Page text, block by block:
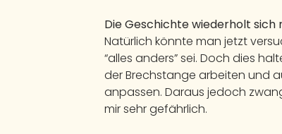
Die Geschichte wiederholt sich
Natürlich könnte man jetzt
“alles anders” sei. Doch dies
der Brechstange arbeiten und
anpassen. Daraus jedoch
mir sehr gefährlich.